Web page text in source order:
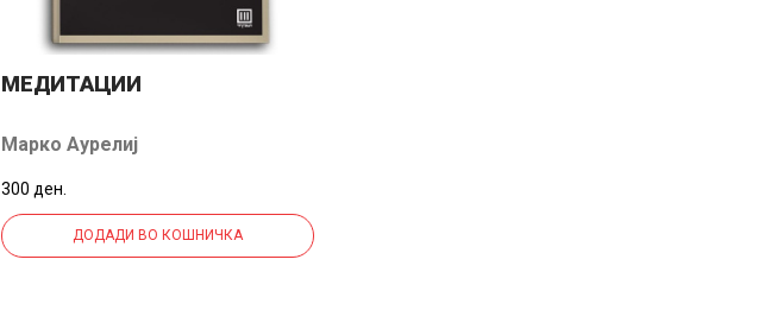
МЕДИТАЦИИ
Марко Аурелиј
300 ден.
ДОДАДИ ВО КОШНИЧКА